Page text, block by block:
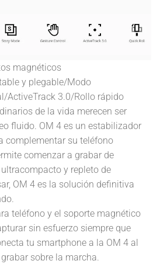
magnéticos
y plegable/Modo
ActiveTrack 3.0/Rollo rápido
de la vida merecen ser
fluido. OM 4 es un estabilizador
complementar su teléfono
comenzar a grabar de
y repleto de
OM 4 es la solución definitiva
teléfono y el soporte magnético
sin esfuerzo siempre que
tu smartphone a la OM 4 al
sobre la marcha.